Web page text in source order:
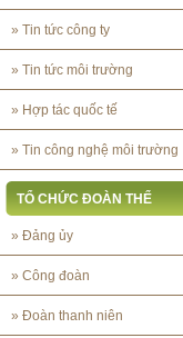
» Tin tức công ty
» Tin tức môi trường
» Hợp tác quốc tế
» Tin công nghệ môi trường
TỔ CHỨC ĐOÀN THỂ
» Đảng ủy
» Công đoàn
» Đoàn thanh niên